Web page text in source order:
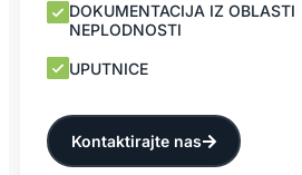
DOKUMENTACIJA IZ OBLASTI
NEPLODNOSTI
UPUTNICE
Kontaktirajte nas